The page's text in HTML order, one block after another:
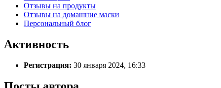
Отзывы на продукты
Отзывы на домашние маски
Персональный блог
Активность
Регистрация: 30 января 2024, 16:33